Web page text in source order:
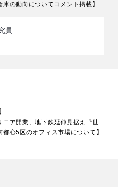
の動向についてコメント掲載】
員
ア開業、地下鉄延伸見据え〝世
心5区のオフィス市場について】